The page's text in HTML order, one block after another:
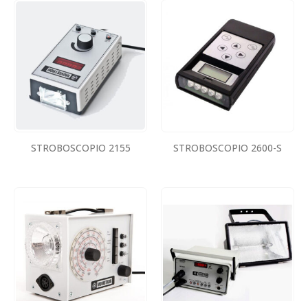
STROBOSCOPIO 2155 STROBOSCOPIO 2600-S